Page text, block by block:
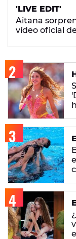
'LIVE EDIT'
Aitana
vídeo oficial